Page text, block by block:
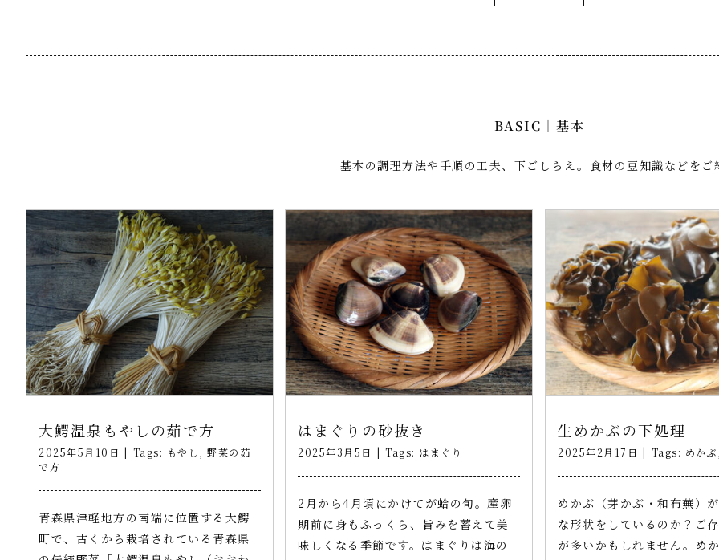
BASIC｜基本
基本の調理方法や手順の工夫、下ごしらえ。食材の豆知識などをご
大鰐温泉もやしの茹で方
2025年5月10日 | Tags: もやし
野菜の茹
で方
青森県津軽地方の南端に位置する大鰐
町で、古くから栽培されている青森県
はまぐりの砂抜き
2025年3月5日 | Tags: はまぐり
2月から4月頃にかけてが蛤の旬。産卵
期前に身もふっくら、旨みを蓄えて美
味しくなる季節です。はまぐりは海の
生めかぶの下処理
2025年2月17日 | Tags: めかぶ
めかぶ（芽かぶ・和布蕪）
な形状をしているのか？ご
が多いかもしれません。め